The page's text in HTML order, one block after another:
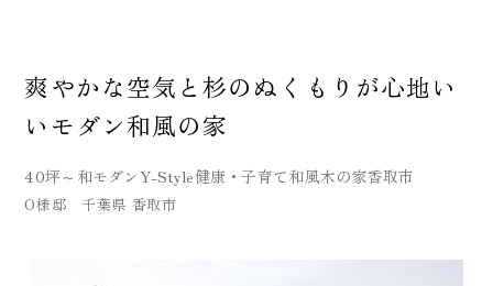
爽やかな空気と杉のぬくもりが心地い
いモダン和風の家
40坪～ 和モダン Y-Style健康・子育て和風木の家香取市
O様邸 千葉県 香取市